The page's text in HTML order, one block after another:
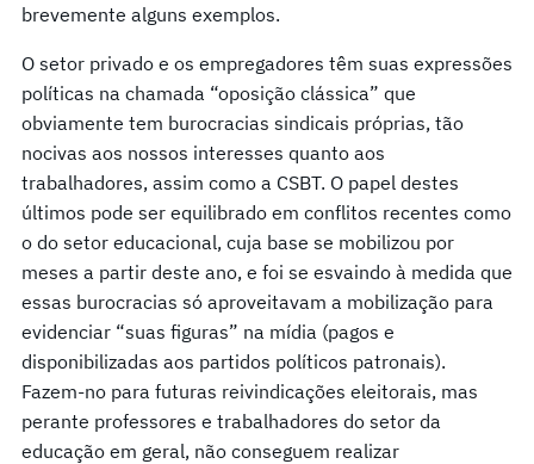
brevemente alguns exemplos.
O setor privado e os empregadores têm suas expressões
políticas na chamada “oposição clássica” que
obviamente tem burocracias sindicais próprias, tão
nocivas aos nossos interesses quanto aos
trabalhadores, assim como a CSBT. O papel destes
últimos pode ser equilibrado em conflitos recentes como
o do setor educacional, cuja base se mobilizou por
meses a partir deste ano, e foi se esvaindo à medida que
essas burocracias só aproveitavam a mobilização para
evidenciar “suas figuras” na mídia (pagos e
disponibilizadas aos partidos políticos patronais).
Fazem-no para futuras reivindicações eleitorais, mas
perante professores e trabalhadores do setor da
educação em geral, não conseguem realizar